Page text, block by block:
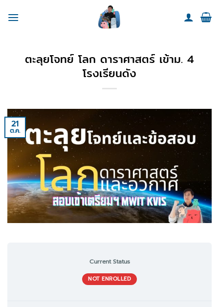
ตะลุยโจทย์ โลก ดาราศาสตร์ เข้าม. 4
โรงเรียนดัง
21
ต.ค.
Current Status
NOT ENROLLED